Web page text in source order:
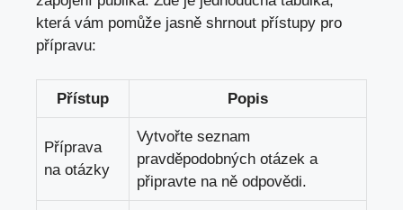
která vám pomůže jasně shrnout přístupy pro
přípravu:
Přístup Popis
Příprava
na otázky
Vytvořte seznam
pravděpodobných otázek a
připravte na ně odpovědi.